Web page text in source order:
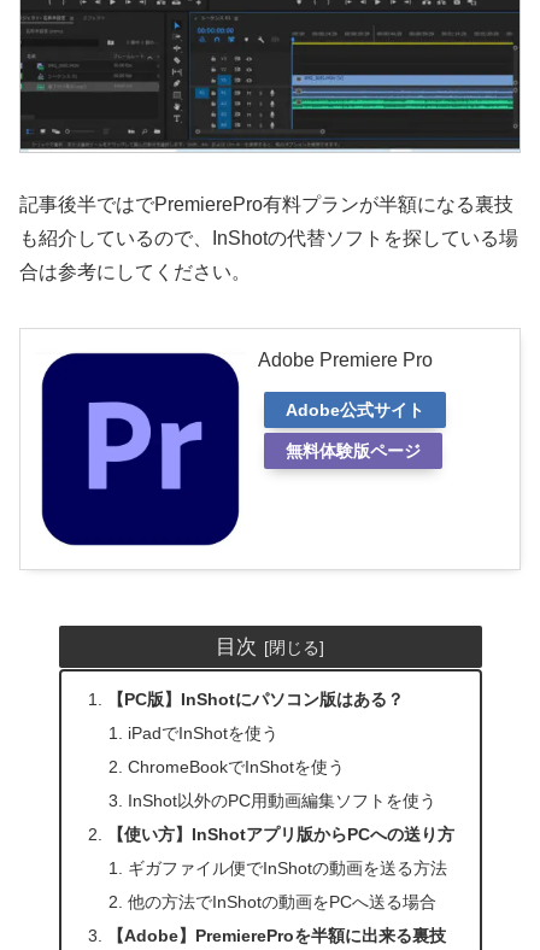
記事後半ではでPremierePro有料プランが半額になる裏技
も紹介しているので、InShotの代替ソフトを探している場
合は参考にしてください。
Adobe Premiere Pro
Adobe公式サイト
無料体験版ページ
目次
【PC版】InShotにパソコン版はある？
iPadでInShotを使う
ChromeBookでInShotを使う
InShot以外のPC用動画編集ソフトを使う
【使い方】InShotアプリ版からPCへの送り方
ギガファイル便でInShotの動画を送る方法
他の方法でInShotの動画をPCへ送る場合
【Adobe】PremiereProを半額に出来る裏技